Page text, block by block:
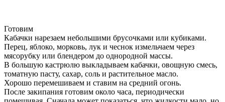
Готовим
Кабачки нарезаем небольшими брусочками или кубиками.
Перец, яблоко, морковь, лук и чеснок измельчаем через
мясорубку или блендером до однородной массы.
В большую кастрюлю выкладываем кабачки, овощную смесь,
томатную пасту, сахар, соль и растительное масло.
Хорошо перемешиваем и ставим на средний огонь.
После закипания готовим около часа, периодически